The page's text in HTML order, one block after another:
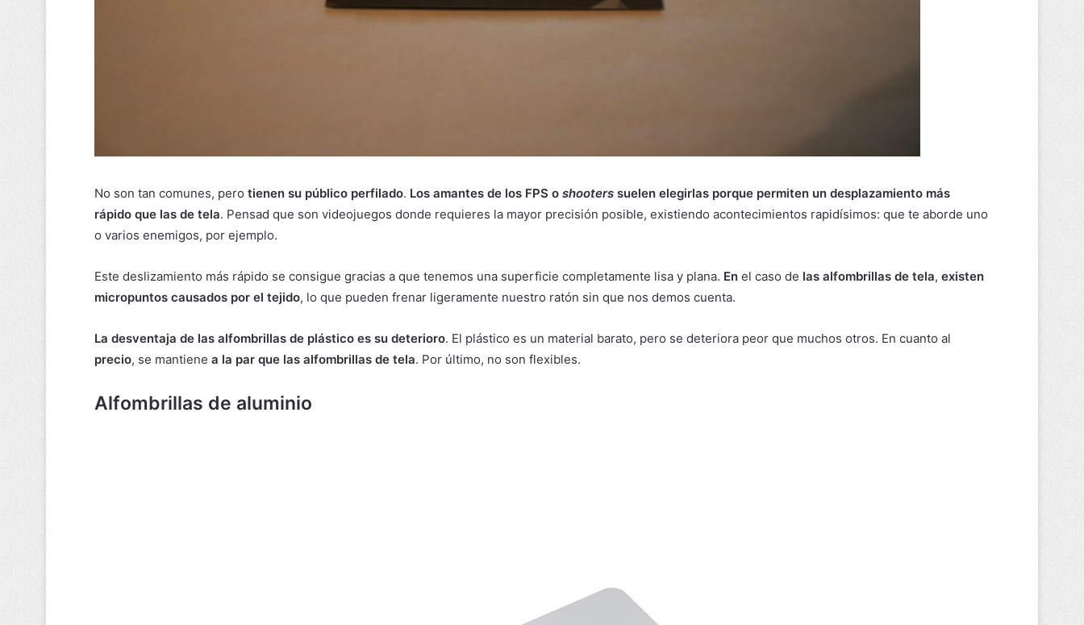
No son tan comunes, pero tienen su público perfilado. Los amantes de los FPS o shooters suelen elegirlas porque permiten un desplazamiento más
rápido que las de tela. Pensad que son videojuegos donde requieres la mayor precisión posible, existiendo acontecimientos rapidísimos: que te aborde uno
o varios enemigos, por ejemplo.
Este deslizamiento más rápido se consigue gracias a que tenemos una superficie completamente lisa y plana. En el caso de las alfombrillas de tela, existen
micropuntos causados por el tejido, lo que pueden frenar ligeramente nuestro ratón sin que nos demos cuenta.
La desventaja de las alfombrillas de plástico es su deterioro. El plástico es un material barato, pero se deteriora peor que muchos otros. En cuanto al
precio, se mantiene a la par que las alfombrillas de tela. Por último, no son flexibles.
Alfombrillas de aluminio